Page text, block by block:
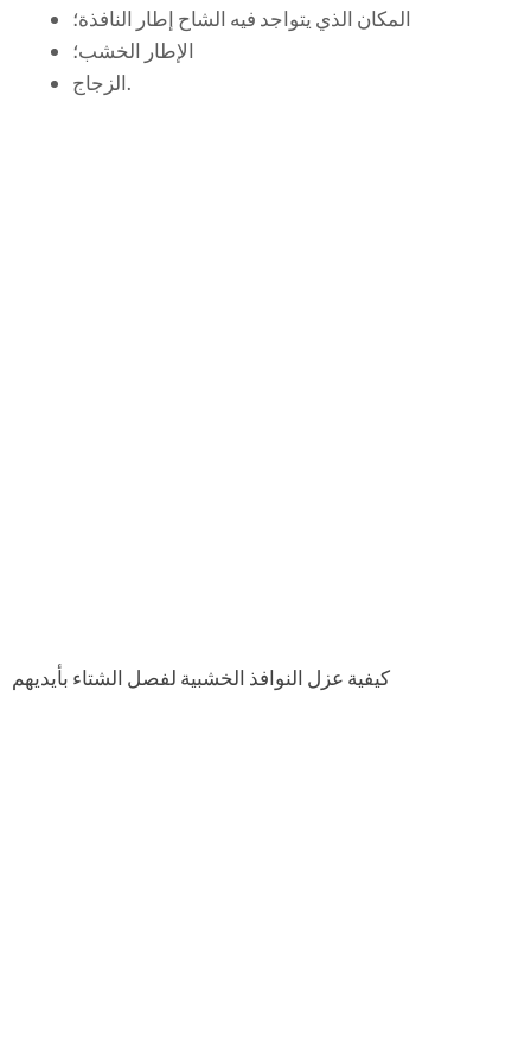
المكان الذي يتواجد فيه الشاح إطار النافذة؛
الإطار الخشب؛
الزجاج.
كيفية عزل النوافذ الخشبية لفصل الشتاء بأيديهم